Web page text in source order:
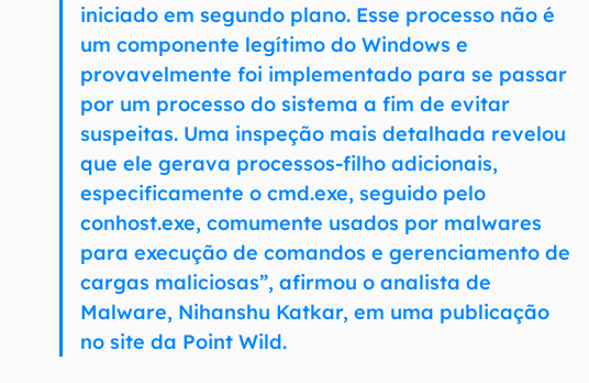
iniciado em segundo plano. Esse processo não é
um componente legítimo do Windows e
provavelmente foi implementado para se passar
por um processo do sistema a fim de evitar
suspeitas. Uma inspeção mais detalhada revelou
que ele gerava processos-filho adicionais,
especificamente o cmd.exe, seguido pelo
conhost.exe, comumente usados por malwares
para execução de comandos e gerenciamento de
cargas maliciosas”, afirmou o analista de
Malware, Nihanshu Katkar, em uma publicação
no site da Point Wild.